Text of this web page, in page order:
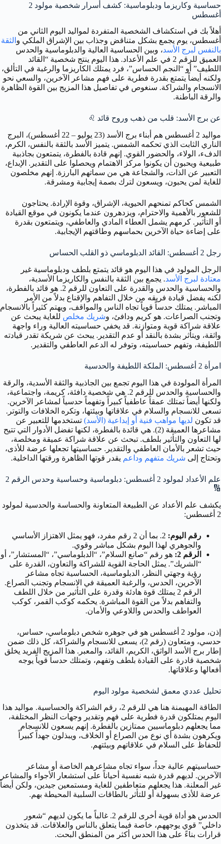
حساسية وكاريزما ودبلوماسية: كشف أسرار شخصية مولود 2
أغسطس
أهلاً بك في استكشاف الشخصية المتفردة لمواليد اليوم الثاني من
أغسطس، يوم يجمع بشكل متناقض وجذاب بين الإشراق الملكي و الثقة
بالنفس لبرج الأسد، وبين الحساسية العالية والدبلوماسية والحدس
العميق للرقم 2 في علم الأعداد. هذا اليوم ينتج شخصية “القائد
اللطيف” أو “النجم الحساس”، فرد يمتلك الكاريزما والرغبة في التألق،
ولكنه أيضاً يتمتع بقدرة فطرية على فهم مشاعر الآخرين، والسعي نحو
الانسجام والشراكة. سنغوص في تفاصيل هذا المزيج بين القوة الظاهرة
والرقة الباطنة.
عن برج الأسد: قلب من ذهب وروح قائد ♌
مواليد 2 أغسطس هم أبناء برج الأسد (23 يوليو – 22 أغسطس)، البرج
الناري الثابت الذي تحكمه الشمس. يتميز الأسد بالثقة بالنفس، الكرم،
الدفء، الولاء، والحضور القوي. إنهم قادة بالفطرة، يتمتعون بجاذبية
طبيعية ويحبون أن يكونوا مركز الاهتمام ويحصلوا على التقدير. الإبداع،
التعبير عن الذات، والشجاعة هي من سماتهم البارزة. إنهم مخلصون
للغاية لمن يحبون، ويسعون لترك بصمة إيجابية ومشرقة.
الشمس كحاكم تمنحهم الحيوية، الإشراق، وقوة الإرادة. يحتاجون
للشعور بالأهمية والاحترام، ويزدهرون عندما يكونون في موقع القيادة
أو التأثير. كرمهم يشمل العطاء المادي والعاطفي، ويتمتعون بقدرة
على إضاءة حياة الآخرين بحماسهم وطاقتهم الإيجابية.
رجل 2 أغسطس: القائد الدبلوماسي ذو القلب الحساس
الرجل المولود في هذا اليوم هو قائد يتمتع بلطف ودبلوماسية غير
معتادة لبرج الأسد. يجمع بين الثقة بالنفس والكاريزما الأسدية،
والحساسية والحدس والقدرة على التعاون للرقم 2. هو قائد بالفطرة،
لكنه يفضل قيادة فريقه من خلال التفاهم والإقناع بدلاً من الأمر
المباشر. يمتلك حدساً قوياً تجاه الناس والمواقف، ويهتم كثيراً بالانسجام
وتجنب الصراعات. هو كريم ودافئ، وشريك مخلص للغاية يبحث عن
علاقة شراكة قوية ومتوازنة. قد يخفي حساسيته العالية وراء واجهة
واثقة، ويتأثر بشدة بالنقد أو عدم التقدير. يبحث عن شريكة تقدر قيادته
اللطيفة، وتفهم حساسيته، وتوفر له الدعم العاطفي والتقدير.
امرأة 2 أغسطس: الملكة اللطيفة والحدسية
المرأة المولودة في هذا اليوم تجمع بين الجاذبية والثقة الأسدية، والرقة
والحساسية والحدس للرقم 2. هي شخصية دافئة، كريمة، واجتماعية،
ولكنها أيضاً تمتلك عمقاً عاطفياً كبيراً وتفهماً حدسياً لمشاعر الآخرين.
تسعى للانسجام والسلام في علاقاتها وبيئتها، وتكره الخلافات والتوتر.
قد تكون لديها مواهب فنية أو إبداعية (الأسد) تستخدمها للتعبير عن
مشاعرها العميقة (2). هي قائدة بالفطرة، لكنها تفضل الأدوار التي تتيح
لها التعاون والتأثير بلطف. تبحث عن علاقة شراكة عميقة ومخلصة،
حيث تشعر بالأمان العاطفي والتقدير. حساسيتها تجعلها عرضة للأذى،
وتحتاج إلى شريك متفهم وداعم يقدر قوتها الظاهرة ورقتها الداخلية.
علم الأعداد لمولود 2 أغسطس: دبلوماسية وحساسية وحدس الرقم 2
🔢
يكشف علم الأعداد عن الطبيعة المتعاونة والحساسة والحدسية لمولود
2 أغسطس:
رقم اليوم:
2. بما أن 2 رقم مفرد، فهو يمثل الاهتزاز الأساسي
والجوهري لهذا اليوم بشكل مباشر وقوي.
الرقم 2:
هو رقم “صانع السلام”، “الدبلوماسي”، “المستشار”، أو
“الشريك”. يمثل الحاجة القوية للشراكة والتعاون، القدرة على
رؤية وجهتي النظر، الدبلوماسية، الحساسية تجاه مشاعر
الآخرين، الحدس، والرغبة العميقة في الانسجام وتجنب الصراع.
الرقم 2 يمتلك قوة هادئة وقدرة على التأثير من خلال اللطف
والتفاهم بدلاً من القوة المباشرة. يحكمه كوكب القمر، كوكب
العواطف والحدس واللاوعي والأمان.
إذن، مولود 2 أغسطس هو في جوهره شخص دبلوماسي، حساس،
حدسي، ومتعاون (رقم 2)، يسعى للانسجام والشراكة، كل ذلك ضمن
إطار برج الأسد الواثق، الكريم، القائد، والمعبر. هذا المزيج الفريد يخلق
شخصية قادرة على القيادة بلطف وتفهم، وتمتلك حدساً قوياً يوجه
أفعالها وعلاقاتها.
تحليل عددي معمق لشخصية مولود اليوم
الطاقة المهيمنة هنا هي للرقم 2، رقم الشراكة والحساسية. مواليد هذا
اليوم يمتلكون قدرة فطرية على فهم وتقدير وجهات النظر المختلفة،
مما يجعلهم دبلوماسيين ممتازين بالفطرة. إنهم يسعون للانسجام
ويكرهون بشدة أي نوع من الصراع أو الخلاف، ويبذلون جهداً كبيراً
للحفاظ على السلام في علاقاتهم وبيئتهم.
حساسيتهم عالية جداً، سواء تجاه مشاعرهم الخاصة أو مشاعر
الآخرين. لديهم قدرة شبه نفسية أحياناً على استشعار الأجواء والمشاعر
غير المعلنة. هذا يجعلهم متعاطفين للغاية ومستمعين جيدين، ولكن أيضاً
عرضة للأذى بسهولة أو للتأثر بالطاقات السلبية المحيطة بهم.
الحدس هو أداة قوية أخرى للرقم 2. غالباً ما يكون لديهم “شعور
داخلي” قوي يوجههم، خاصة فيما يتعلق بالناس والعلاقات. قد يتخذون
قرارات بناءً على هذا الحدس أكثر من المنطق البحت.